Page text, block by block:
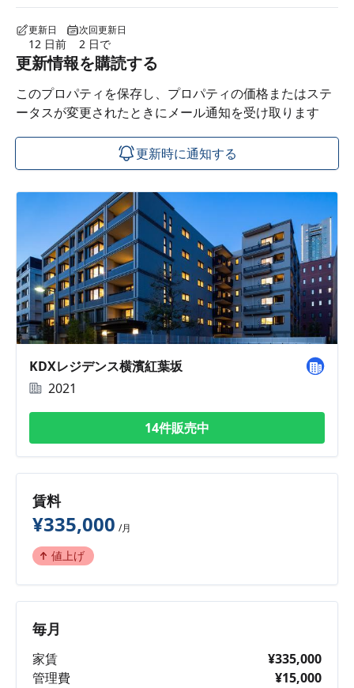
更新日
12 日前
次回更新日
2 日で
更新情報を購読する
このプロパティを保存し、プロパティの価格またはステ
ータスが変更されたときにメール通知を受け取ります
更新時に通知する
KDXレジデンス横濱紅葉坂
2021
14件販売中
賃料
¥335,000 /月
値上げ
毎月
家賃
¥335,000
管理費
¥15,000